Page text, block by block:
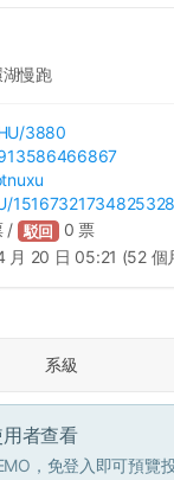
慢跑
/3880
/
/ 駁回 0 票
月 20 日 05:21 (52 個
系級
者查看
，免登入即可預覽